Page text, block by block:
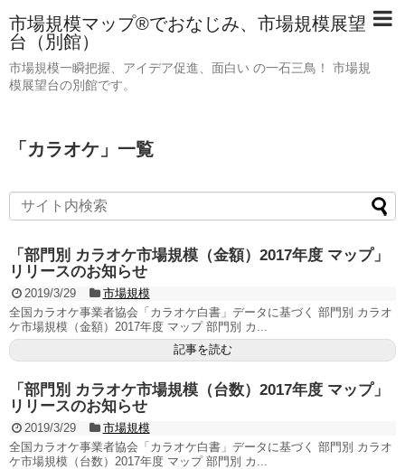
市場規模マップ®でおなじみ、市場規模展望
台（別館）
市場規模一瞬把握、アイデア促進、面白い の一石三鳥！ 市場規
模展望台の別館です。
「 カラオケ 」 一覧
「部門別 カラオケ市場規模（金額）2017年度 マップ」
リリースのお知らせ
2019/3/29
市場規模
全国カラオケ事業者協会「カラオケ白書」データに基づく 部門別 カラオ
ケ市場規模（金額）2017年度 マップ 部門別 カ...
記事を読む
「部門別 カラオケ市場規模（台数）2017年度 マップ」
リリースのお知らせ
2019/3/29
市場規模
全国カラオケ事業者協会「カラオケ白書」データに基づく 部門別 カラオ
ケ市場規模（台数）2017年度 マップ 部門別 カ...